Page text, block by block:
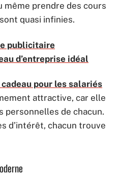
même prendre des cours
quasi infinies.
publicitaire
d’entreprise idéal
pour les salariés
attractive, car elle
personnelles de chacun.
d’intérêt, chacun trouve